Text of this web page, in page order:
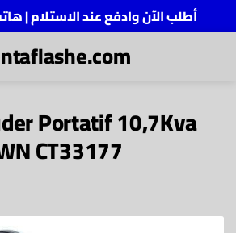
أطلب الآن وادفع عند الاستلام | هاتف
Portatif 10,7Kva
CT33177